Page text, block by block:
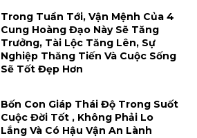
Trong Tuần Tới, Vận Mệnh Của 4
Cung Hoàng Đạo Này Sẽ Tăng
Trưởng, Tài Lộc Tăng Lên, Sự
Nghiệp Thăng Tiến Và Cuộc Sống
Sẽ Tốt Đẹp Hơn
Bốn Con Giáp Thái Độ Trong Suốt
Cuộc Đời Tốt , Không Phải Lo
Lắng Và Có Hậu Vận An Lành